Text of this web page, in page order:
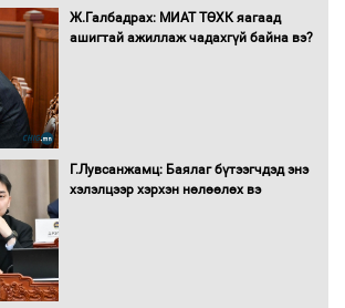
Автомашинд улсын дугаарын тэгш,
сондгойгоор шатахуун олгоно
татвар ногдуулахгүй байх эрх зүйн
орчныг бүрдүүллээ
Ж.Галбадрах: МИАТ ТӨХК яагаад
ашигтай ажиллаж чадахгүй байна вэ?
Г.Лувсанжамц: Баялаг бүтээгчдэд энэ
хэлэлцээр хэрхэн нөлөөлөх вэ